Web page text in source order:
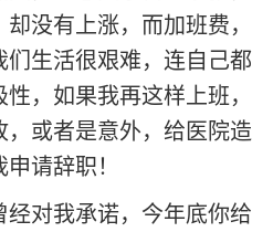
没有上涨，而加班费，
生活很艰难，连自己都
，如果我再这样上班，
或者是意外，给医院造
请辞职！
经对我承诺，今年底你给